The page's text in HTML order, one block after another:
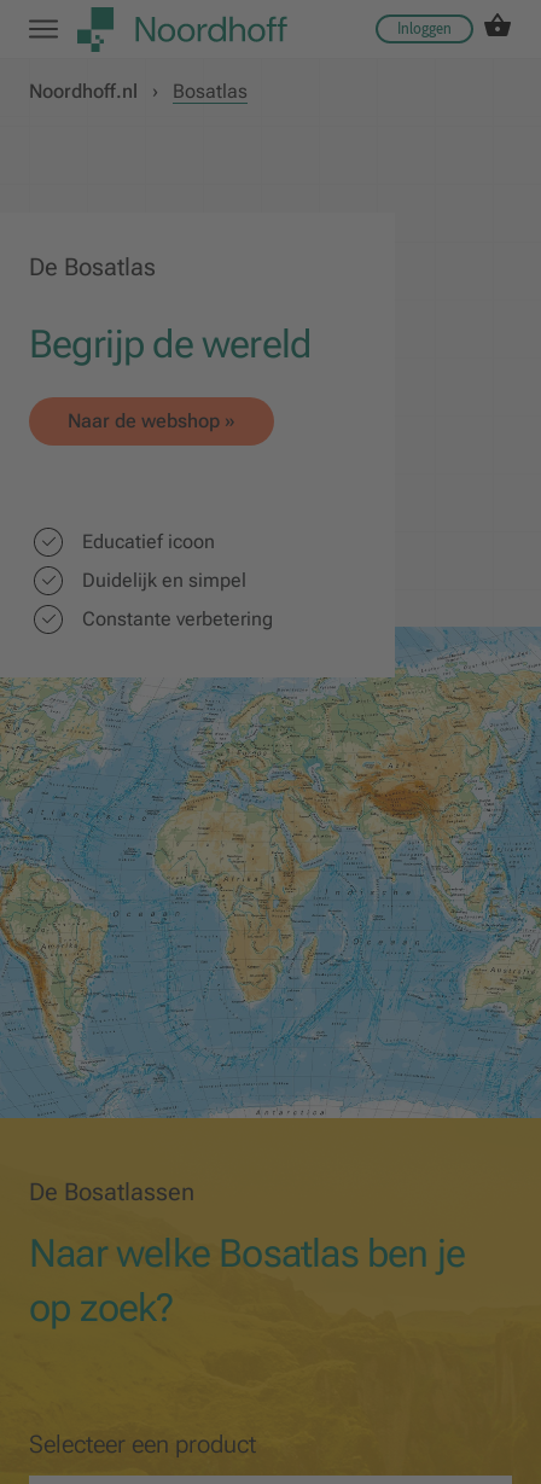
Inloggen
Noordhoff.nl › Bosatlas
De Bosatlas
Begrijp de wereld
Naar de webshop »
Educatief icoon
Duidelijk en simpel
Constante verbetering
De Bosatlassen
Naar welke Bosatlas ben je
op zoek?
Selecteer een product